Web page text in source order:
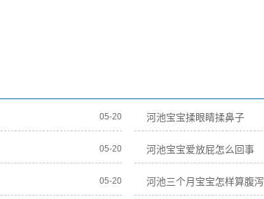
05-20 河池宝宝揉眼睛揉鼻子
05-20 河池宝宝爱放屁怎么回事
05-20 河池三个月宝宝怎样算腹泻